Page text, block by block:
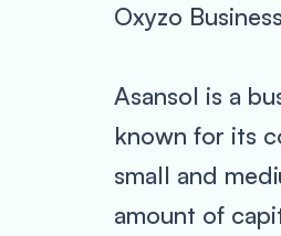
Oxyzo
Asansol is a
known for its
small and
amount of